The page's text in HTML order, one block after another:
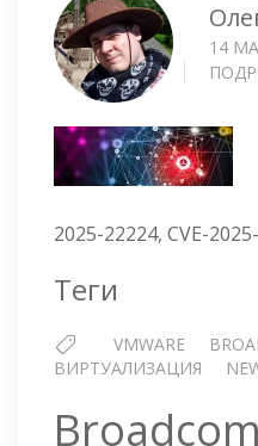
14
2025-22224, CVE-
Теги
VMWARE
ВИРТУАЛИЗАЦИЯ
Broadcom